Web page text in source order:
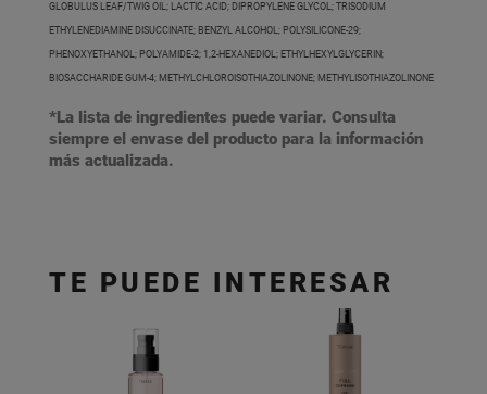
GLOBULUS LEAF/TWIG OIL; LACTIC ACID; DIPROPYLENE GLYCOL; TRISODIUM
ETHYLENEDIAMINE DISUCCINATE; BENZYL ALCOHOL; POLYSILICONE-29;
PHENOXYETHANOL; POLYAMIDE-2; 1,2-HEXANEDIOL; ETHYLHEXYLGLYCERIN;
BIOSACCHARIDE GUM-4; METHYLCHLOROISOTHIAZOLINONE; METHYLISOTHIAZOLINONE
*La lista de ingredientes puede variar. Consulta
siempre el envase del producto para la información
más actualizada.
TE PUEDE INTERESAR